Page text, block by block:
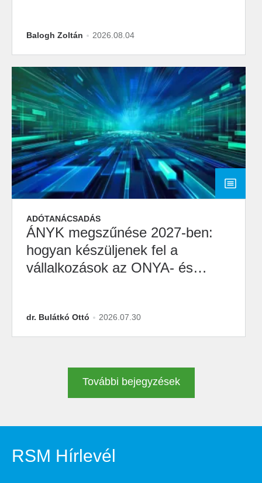
Balogh Zoltán 2026.08.04
ADÓTANÁCSADÁS
ÁNYK megszűnése 2027-ben:
hogyan készüljenek fel a
vállalkozások az ONYA- és
dr. Bulátkó Ottó 2026.07.30
További bejegyzések
RSM Hírlevél